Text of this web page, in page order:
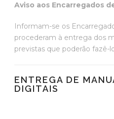
Aviso aos Encarregados
Informam-se os
procederam à entrega dos
previstas que poderão fazê-
ENTREGA DE
DIGITAIS